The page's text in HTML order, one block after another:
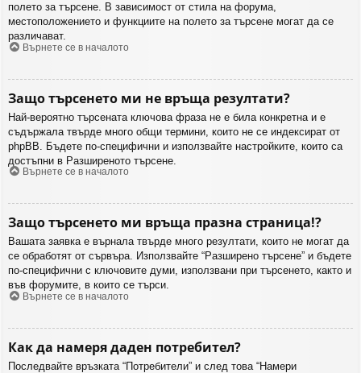
полето за търсене. В зависимост от стила на форума,
местоположението и функциите на полето за търсене могат да се
различават.
Върнете се в началото
Защо търсенето ми не връща резултати?
Най-вероятно търсената ключова фраза не е била конкретна и е
съдържала твърде много общи термини, които не се индексират от
phpBB. Бъдете по-специфични и използвайте настройките, които са
достъпни в Разширеното търсене.
Върнете се в началото
Защо търсенето ми връща празна страница!?
Вашата заявка е върнала твърде много резултати, които не могат да
се обработят от сървъра. Използвайте “Разширено търсене” и бъдете
по-специфични с ключовите думи, използвани при търсенето, както и
във форумите, в които се търси.
Върнете се в началото
Как да намеря даден потребител?
Последвайте връзката “Потребители” и след това “Намери